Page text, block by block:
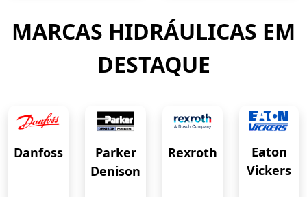
MARCAS HIDRÁULICAS EM
DESTAQUE
Danfoss
Parker
Denison
Rexroth
Eaton
Vickers